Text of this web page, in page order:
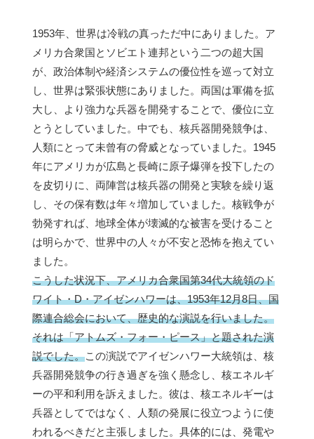
1953年、世界は冷戦の真っただ中にありました。ア
メリカ合衆国とソビエト連邦という二つの超大国
が、政治体制や経済システムの優位性を巡って対立
し、世界は緊張状態にありました。両国は軍備を拡
大し、より強力な兵器を開発することで、優位に立
とうとしていました。中でも、核兵器開発競争は、
人類にとって未曾有の脅威となっていました。1945
年にアメリカが広島と長崎に原子爆弾を投下したの
を皮切りに、両陣営は核兵器の開発と実験を繰り返
し、その保有数は年々増加していました。核戦争が
勃発すれば、地球全体が壊滅的な被害を受けること
は明らかで、世界中の人々が不安と恐怖を抱えてい
ました。
こうした状況下、アメリカ合衆国第34代大統領のド
ワイト・D・アイゼンハワーは、1953年12月8日、国
際連合総会において、歴史的な演説を行いました。
それは「アトムズ・フォー・ピース」と題された演
説でした。この演説でアイゼンハワー大統領は、核
兵器開発競争の行き過ぎを強く懸念し、核エネルギ
ーの平和利用を訴えました。彼は、核エネルギーは
兵器としてではなく、人類の発展に役立つように使
われるべきだと主張しました。具体的には、発電や